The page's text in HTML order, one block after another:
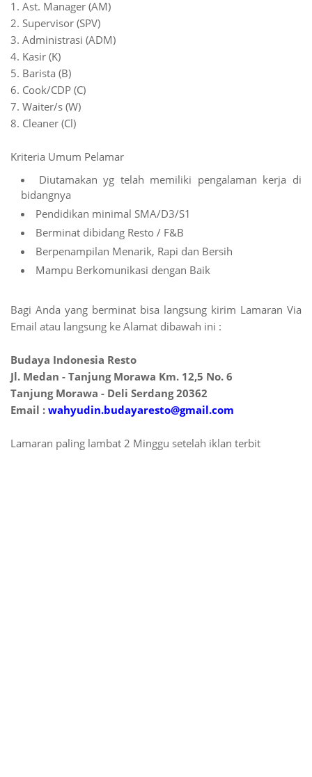
1. Ast. Manager (AM)
2. Supervisor (SPV)
3. Administrasi (ADM)
4. Kasir (K)
5. Barista (B)
6. Cook/CDP (C)
7. Waiter/s (W)
8. Cleaner (Cl)
Kriteria Umum Pelamar
Diutamakan yg telah memiliki pengalaman kerja di
bidangnya
Pendidikan minimal SMA/D3/S1
Berminat dibidang Resto / F&B
Berpenampilan Menarik, Rapi dan Bersih
Mampu Berkomunikasi dengan Baik
Bagi Anda yang berminat bisa langsung kirim Lamaran Via
Email atau langsung ke Alamat dibawah ini :
Budaya Indonesia Resto
Jl. Medan - Tanjung Morawa Km. 12,5 No. 6
Tanjung Morawa - Deli Serdang 20362
Email : wahyudin.budayaresto@gmail.com
Lamaran paling lambat 2 Minggu setelah iklan terbit